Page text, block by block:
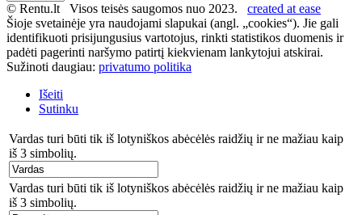
© Rentu.lt Visos teisės saugomos nuo 2023. created at ease
Šioje svetainėje yra naudojami slapukai (angl. „cookies“). Jie gali
identifikuoti prisijungusius vartotojus, rinkti statistikos duomenis ir
padėti pagerinti naršymo patirtį kiekvienam lankytojui atskirai.
Sužinoti daugiau: privatumo politika
Išeiti
Sutinku
Vardas turi būti tik iš lotyniškos abėcėlės raidžių ir ne mažiau kaip
iš 3 simbolių.
Vardas turi būti tik iš lotyniškos abėcėlės raidžių ir ne mažiau kaip
iš 3 simbolių.